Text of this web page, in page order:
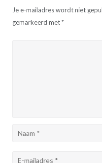
Je e-mailadres wordt niet
gemarkeerd met*